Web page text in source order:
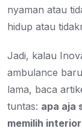
nyaman atau
hidup atau
Jadi, kalau
ambulance
lama, baca
tuntas: apa aja
memilih